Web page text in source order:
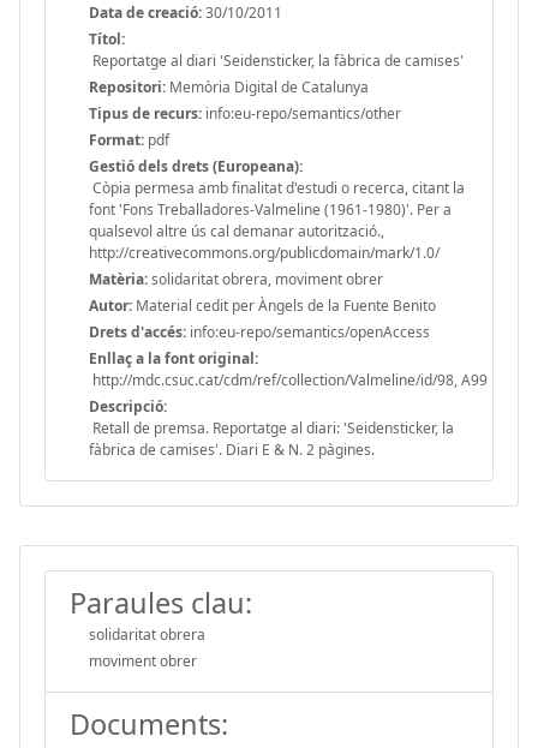
Data de creació:30/10/2011
Títol:
Reportatge al diari 'Seidensticker, la fàbrica de camises'
Repositori: Memòria Digital de Catalunya
Tipus de recurs: info:eu-repo/semantics/other
Format: pdf
Gestió dels drets (Europeana):
Còpia permesa amb finalitat d'estudi o recerca, citant la
font 'Fons Treballadores-Valmeline (1961-1980)'. Per a
qualsevol altre ús cal demanar autorització.,
http://creativecommons.org/publicdomain/mark/1.0/
Matèria:solidaritat obrera, moviment obrer
Autor: Material cedit per Àngels de la Fuente Benito
Drets d'accés: info:eu-repo/semantics/openAccess
Enllaç a la font original:
http://mdc.csuc.cat/cdm/ref/collection/Valmeline/id/98, A99
Descripció:
Retall de premsa. Reportatge al diari: 'Seidensticker, la
fàbrica de camises'. Diari E & N. 2 pàgines.
Paraules clau:
solidaritat obrera
moviment obrer
Documents: